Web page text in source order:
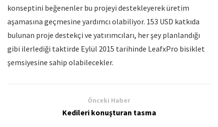
konseptini beğenenler bu projeyi destekleyerek üretim
aşamasına geçmesine yardımcı olabiliyor. 153 USD katkıda
bulunan proje destekçi ve yatırımcıları, her şey planlandığı
gibi ilerlediği taktirde Eylül 2015 tarihinde LeafxPro bisiklet
şemsiyesine sahip olabilecekler.
Önceki Haber
Kedileri konuşturan tasma